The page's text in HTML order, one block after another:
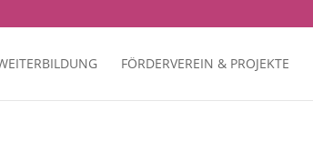
FÖRDERVEREIN & PROJEKTE